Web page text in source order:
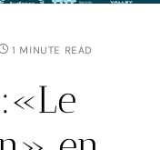
1 MINUTE READ